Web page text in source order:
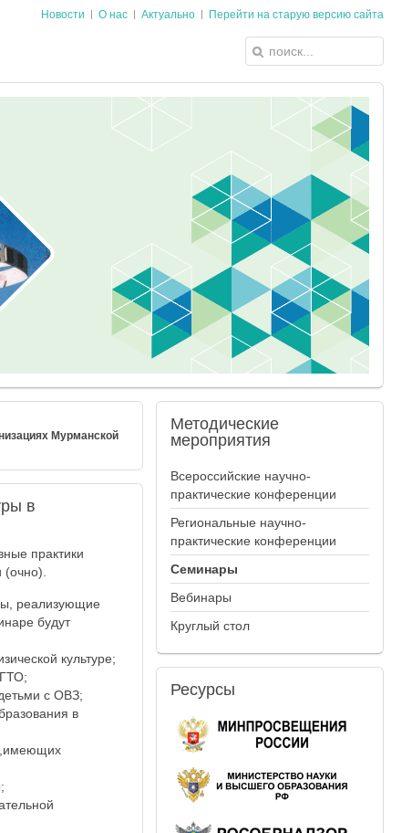
Новости О нас Актуально Перейти на старую версию сайта
Мурманской
в
практики
реализующие
будут
культуре;
с ОВЗ;
в
,имеющих
Методические
мероприятия
Всероссийские научно-
практические конференции
Региональные научно-
практические конференции
Семинары
Вебинары
Круглый стол
Ресурсы